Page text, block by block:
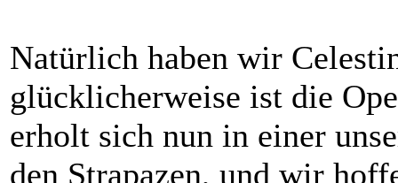
Natürlich haben wir
glücklicherweise ist die
erholt sich nun in einer
den Strapazen, und wir